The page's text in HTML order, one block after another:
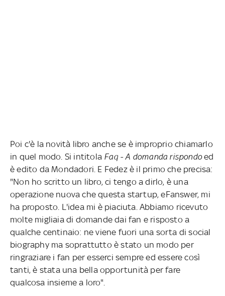
Poi c'è la novità libro anche se è improprio chiamarlo
in quel modo. Si intitola Faq - A domanda rispondoed
è edito da Mondadori. E Fedez è il primo che precisa:
"Non ho scritto un libro, ci tengo a dirlo, è una
operazione nuova che questa startup, eFanswer, mi
ha proposto. L'idea mi è piaciuta. Abbiamo ricevuto
molte migliaia di domande dai fan e risposto a
qualche centinaio: ne viene fuori una sorta di social
biography ma soprattutto è stato un modo per
ringraziare i fan per esserci sempre ed essere così
tanti, è stata una bella opportunità per fare
qualcosa insieme a loro".